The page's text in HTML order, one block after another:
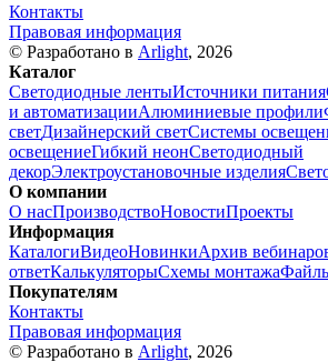
Контакты
Правовая информация
© Разработано в Arlight, 2026
Каталог
Светодиодные лентыИсточники питания
и автоматизацииАлюминиевые профили
светДизайнерский светСистемы
освещениеГибкий неонСветодиодный
декорЭлектроустановочные изделия
О компании
О насПроизводствоНовостиПроекты
Информация
КаталогиВидеоНовинкиАрхив
ответКалькуляторыСхемы монтажа
Покупателям
Контакты
Правовая информация
© Разработано в Arlight, 2026